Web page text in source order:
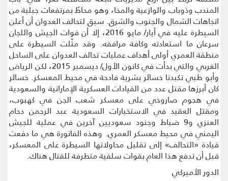
المندب وذوباب والوازعية والمخا، وهو محاطٌ بمرتفعات جبلية من
اتجاهات الشمال والجنوب والشرق. سبق لتحالف العدوان أن أعلن
السيطرة عليه في أيار/ مايو 2016، إلا أن قوات الجيش واللجان
سرعان ما استعادته وكافة مرافقه. وقد مثّلت السيطرة على
منطقة العمري أولى أهداف عمليات تحالف العدوان على الساحل
الغربي والتي بدأت في كانون الأول/ ديسمبر 2015، لكن الرياض
وأبو ظبي تكبدتا خسائر بشرية فادحة في محيط المعسكر. خسائر
كان أبرزها مقتل عدد من القيادات العسكرية الإماراتية والسعودية
في هجوم صاروخي على معسكر شعب الجن في كهبوب،
ومقتل العقيد في الاستخبارات السعودية عبد الرحمن دحام
العنزي و9 ضباط وجنود سعوديين آخرين في عملية للجيش
اليمني في محيط معسكر العمري. وهذه الفاتورة هي ما دفعت
قيادة «التحالف» إلى تقليل محاولاتها السيطرة على المعسكر،
قبل أن تدفع هذا العام بقوات سلفية متطرفة للقتال هناك.
الدور الأميركي